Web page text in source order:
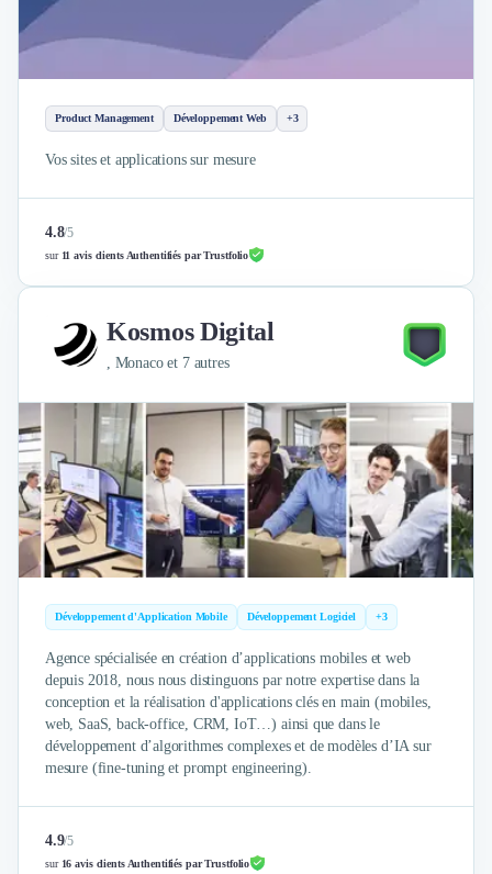
Nettoyage & Ménage
Clubs & Réseaux Professionnels
Product Management Développement Web +3
Vos sites et applications sur mesure
4.8/5
sur 11 avis clients Authentifiés par Trustfolio
Kosmos Digital
, Monaco et 7 autres
Développement d'Application Mobile Développement Logiciel +3
Agence spécialisée en création d’applications mobiles et web
depuis 2018, nous nous distinguons par notre expertise dans la
conception et la réalisation d'applications clés en main (mobiles,
web, SaaS, back-office, CRM, IoT…) ainsi que dans le
développement d’algorithmes complexes et de modèles d’IA sur
mesure (fine-tuning et prompt engineering).
4.9/5
sur 16 avis clients Authentifiés par Trustfolio